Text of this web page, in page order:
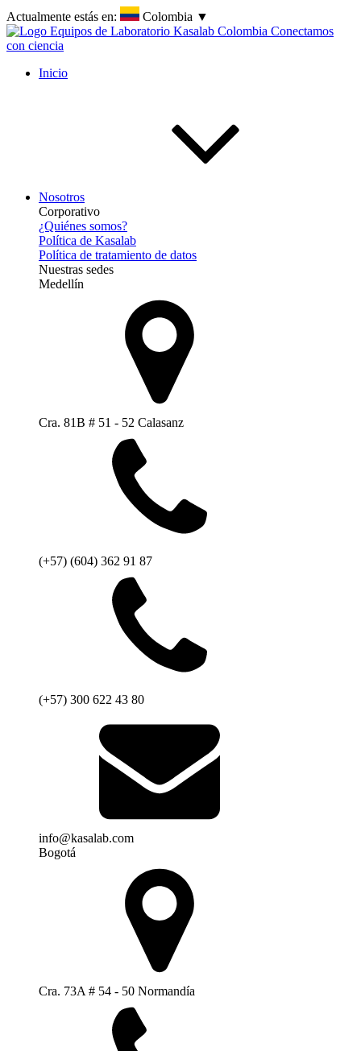
Actualmente estás en: Colombia ▼
Inicio
Nosotros
Corporativo
¿Quiénes somos?
Política de Kasalab
Política de tratamiento de datos
Nuestras sedes
Medellín
Cra. 81B # 51 - 52 Calasanz
(+57) (604) 362 91 87
(+57) 300 622 43 80
info@kasalab.com
Bogotá
Cra. 73A # 54 - 50 Normandía